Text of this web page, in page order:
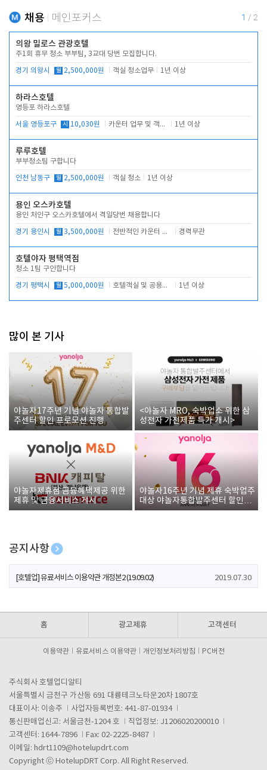
채용 메인포커스 1 / 2
의왕 밀로스 관광호텔
주1회 휴무 청소 부부팀, 3교대 당번 모집합니다.
경기 의왕시 월 2,500,000원 객실 청소업무 1년 이상
하라스호텔
영등포 하라스호텔
서울 영등포구 시 10,030원 카운터 업무 및 객실관리(청소상태 확인, 객실판매) 1년 이상
루루호텔
부부청소팀 구합니다
인천 남동구 월 2,500,000원 객실 청소 1년 이상
용인 오스카호텔
용인 처인구 오스카호텔에서 격일당번 채용합니다
경기 용인시 월 3,500,000원 전반적인 카운터 업무 경력무관
호텔야자 평택역점
청소 1팀 구인합니다
경기 평택시 월 5,000,000원 호텔객실 및 공용시설 청소 관리 1년 이상
많이 본 기사
야놀자17주년 기념 야놀자 통합발
주센터 할인 프로모션 진행
<야놀자 MRO, 숙박업소 위한 삼
성전자 가전제품 특가 개시>
야놀자제휴점 금융혜택제공 위한
제휴 및 금융서비스 게시
야놀자16주년 기념 제휴 숙박업주
대상 야놀자통합발주센터 할인쿠
폰 증정
공지사항
[호텔업] 개인정보 처리방침 개정본1 (19.09.02)
[호텔업] 유료서비스 이용약관 개정본2 (19.09.02) 2019.07.30
홈 광고제휴 고객센터
이용약관 유료서비스 이용약관 개인정보처리방침 PC버전
주식회사 호텔업디알티
서울특별시 금천구 가산동 691 대륭테크노타운20차 1807호
대표이사: 이송주
사업자등록번호: 441-87-01934
통신판매업신고: 서울금천-1204 호
직업정보: J1206020200010
고객센터: 1644-7896
Fax: 02-2225-8487
이메일: hdrt1109@hotelupdrt.com
Copyright ⓒ HotelupDRT Corp. All Right Reserved.